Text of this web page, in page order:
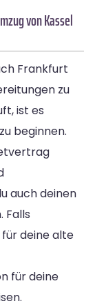
von Kassel
Frankfurt
zu
ist es
beginnen.
auch deinen
Falls
deine alte
für deine